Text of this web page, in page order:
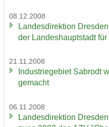
08.12.2008
Lan­des­di­rek­ti­on
der Lan­des­haupt­stadt
21.11.2008
In­dus­trie­ge­biet Sa­b­rodt
ge­macht
06.11.2008
Lan­des­di­rek­ti­on